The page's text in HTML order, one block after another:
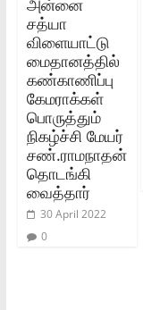
சத்யா
விளையாட்டு
மைதானத்தில்
கண்காணிப்பு
கேமராக்கள்
பொருத்தும்
நிகழ்ச்சி மேயர்
சண்.ராமநாதன்
தொடங்கி
வைத்தார்
30 April 2022
0